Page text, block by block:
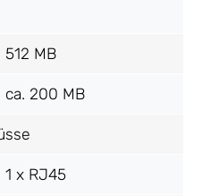
512 MB
ca. 200 MB
1 x RJ45